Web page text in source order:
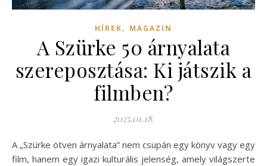
HÍREK, MAGAZIN
A Szürke 50 árnyalata
szereposztása: Ki játszik a
filmben?
2025.01.18.
A „Szürke ötven árnyalata” nem csupán egy könyv vagy egy
film, hanem egy igazi kulturális jelenség, amely világszerte